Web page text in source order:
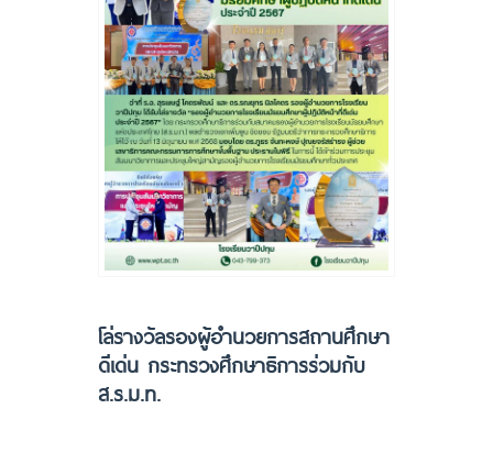
โล่รางวัลรองผู้อำนวยการสถานศึกษา
ดีเด่น กระทรวงศึกษาธิการร่วมกับ
ส.ร.ม.ท.